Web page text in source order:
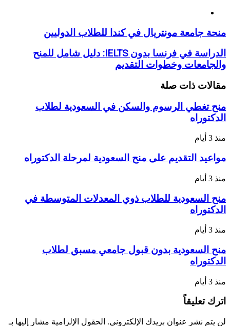
منحة
مونتريال
في
كندا
للطلاب
الدوليين
منحة جامعة مونتريال في كندا للطلاب الدوليين
الدراسة
في
فرنسا
بدون
IELTS:
شامل
للمنح
وخطوات
الدراسة في فرنسا بدون IELTS: دليل شامل للمنح
والجامعات وخطوات التقديم
مقالات ذات صلة
منح تغطي الرسوم والسكن في السعودية لطلاب
الدكتوراه
منذ 3 أيام
مواعيد التقديم على منح السعودية لمرحلة الدكتوراه
منذ 3 أيام
منح السعودية للطلاب ذوي المعدلات المتوسطة في
الدكتوراه
منذ 3 أيام
منح السعودية بدون قبول جامعي مسبق لطلاب
الدكتوراه
منذ 3 أيام
اترك تعليقاً
لن يتم نشر عنوان بريدك الإلكتروني. الحقول الإلزامية مشار إليها بـ